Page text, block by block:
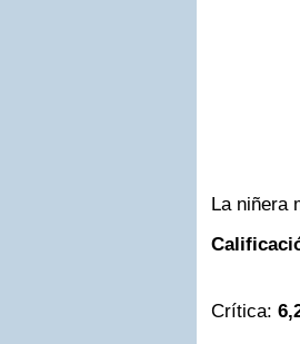
La niñera
Crítica: